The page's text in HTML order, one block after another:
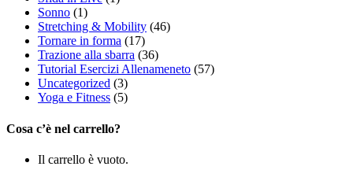
Sonno (1)
Stretching & Mobility (46)
Tornare in forma (17)
Trazione alla sbarra (36)
Tutorial Esercizi Allenameneto (57)
Uncategorized (3)
Yoga e Fitness (5)
Cosa c’è nel carrello?
Il carrello è vuoto.